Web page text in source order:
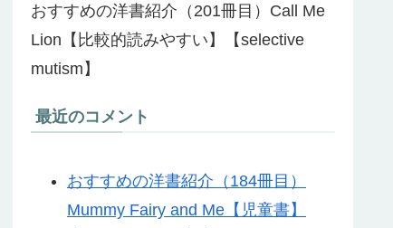
おすすめの洋書紹介（201冊目）Call Me
Lion【比較的読みやすい】【selective
mutism】
最近のコメント
おすすめの洋書紹介（184冊目）
Mummy Fairy and Me【児童書】